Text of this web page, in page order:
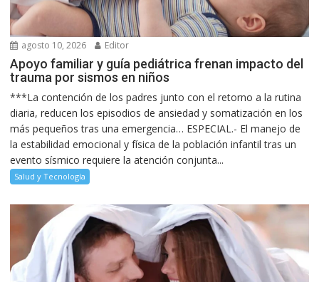
agosto 10, 2026 Editor
Apoyo familiar y guía pediátrica frenan impacto del
trauma por sismos en niños
***La contención de los padres junto con el retorno a la rutina
diaria, reducen los episodios de ansiedad y somatización en los
más pequeños tras una emergencia… ESPECIAL.- El manejo de
la estabilidad emocional y física de la población infantil tras un
evento sísmico requiere la atención conjunta...
Salud y Tecnología